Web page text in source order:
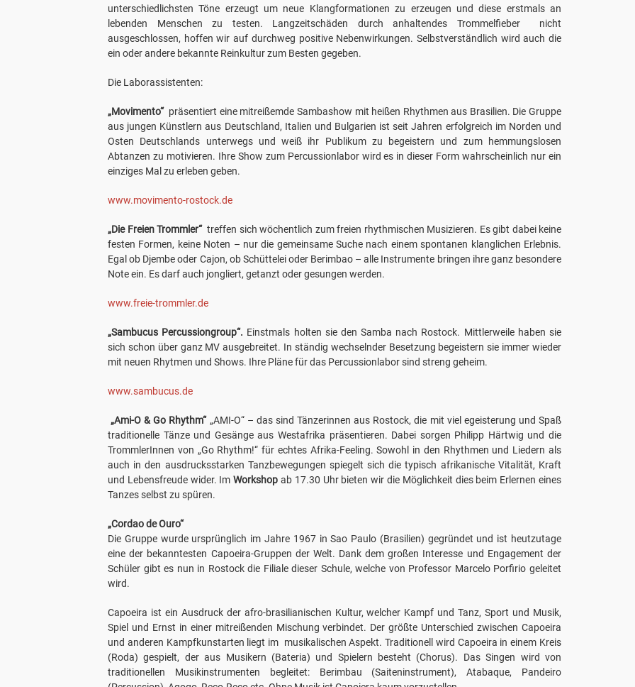
unterschiedlichsten Töne erzeugt um neue Klangformationen zu erzeugen und diese erstmals an
lebenden Menschen zu testen. Langzeitschäden durch anhaltendes Trommelfieber nicht
ausgeschlossen, hoffen wir auf durchweg positive Nebenwirkungen. Selbstverständlich wird auch die
ein oder andere bekannte Reinkultur zum Besten gegeben.
Die Laborassistenten:
„Movimento“ präsentiert eine mitreißemde Sambashow mit heißen Rhythmen aus Brasilien. Die Gruppe
aus jungen Künstlern aus Deutschland, Italien und Bulgarien ist seit Jahren erfolgreich im Norden und
Osten Deutschlands unterwegs und weiß ihr Publikum zu begeistern und zum hemmungslosen
Abtanzen zu motivieren. Ihre Show zum Percussionlabor wird es in dieser Form wahrscheinlich nur ein
einziges Mal zu erleben geben.
www.movimento-rostock.de
„Die Freien Trommler“treffen sich wöchentlich zum freien rhythmischen Musizieren. Es gibt dabei keine
festen Formen, keine Noten – nur die gemeinsame Suche nach einem spontanen klanglichen Erlebnis.
Egal ob Djembe oder Cajon, ob Schüttelei oder Berimbao – alle Instrumente bringen ihre ganz besondere
Note ein. Es darf auch jongliert, getanzt oder gesungen werden.
www.freie-trommler.de
„Sambucus Percussiongroup“. Einstmals holten sie den Samba nach Rostock. Mittlerweile haben sie
sich schon über ganz MV ausgebreitet. In ständig wechselnder Besetzung begeistern sie immer wieder
mit neuen Rhytmen und Shows. Ihre Pläne für das Percussionlabor sind streng geheim.
www.sambucus.de
„Ami-O & Go Rhythm“ „AMI-O“ – das sind Tänzerinnen aus Rostock, die mit viel egeisterung und Spaß
traditionelle Tänze und Gesänge aus Westafrika präsentieren. Dabei sorgen Philipp Härtwig und die
TrommlerInnen von „Go Rhythm!“ für echtes Afrika-Feeling. Sowohl in den Rhythmen und Liedern als
auch in den ausdrucksstarken Tanzbewegungen spiegelt sich die typisch afrikanische Vitalität, Kraft
und Lebensfreude wider. ImWorkshop ab 17.30 Uhr bieten wir die Möglichkeit dies beim Erlernen eines
Tanzes selbst zu spüren.
„Cordao de Ouro“
Die Gruppe wurde ursprünglich im Jahre 1967 in Sao Paulo (Brasilien) gegründet und ist heutzutage
eine der bekanntesten Capoeira-Gruppen der Welt. Dank dem großen Interesse und Engagement der
Schüler gibt es nun in Rostock die Filiale dieser Schule, welche von Professor Marcelo Porfirio geleitet
wird.
Capoeira ist ein Ausdruck der afro-brasilianischen Kultur, welcher Kampf und Tanz, Sport und Musik,
Spiel und Ernst in einer mitreißenden Mischung verbindet. Der größte Unterschied zwischen Capoeira
und anderen Kampfkunstarten liegt im musikalischen Aspekt. Traditionell wird Capoeira in einem Kreis
(Roda) gespielt, der aus Musikern (Bateria) und Spielern besteht (Chorus). Das Singen wird von
traditionellen Musikinstrumenten begleitet: Berimbau (Saiteninstrument), Atabaque, Pandeiro